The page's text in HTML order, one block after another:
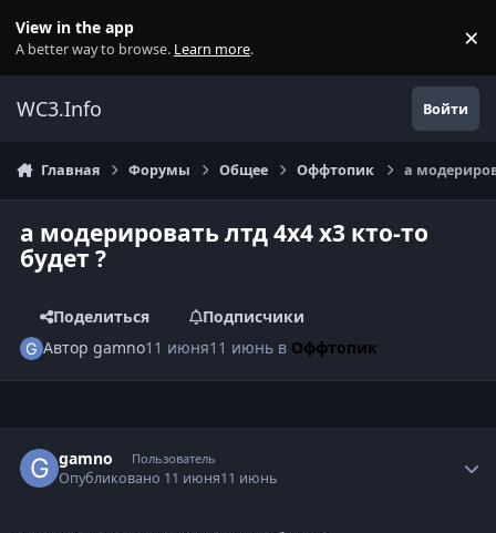
View in the app
A better way to browse. Learn more. ×
WC3.Info Войти
Главная Форумы Общее Оффтопик а
а модерировать лтд 4х4 х3 кто-то
будет ?
Поделиться
Подписчики
Авторgamno11 июня11 июнь в Оффтопик
gamno Пользователь
Опубликовано 11 июня11 июнь